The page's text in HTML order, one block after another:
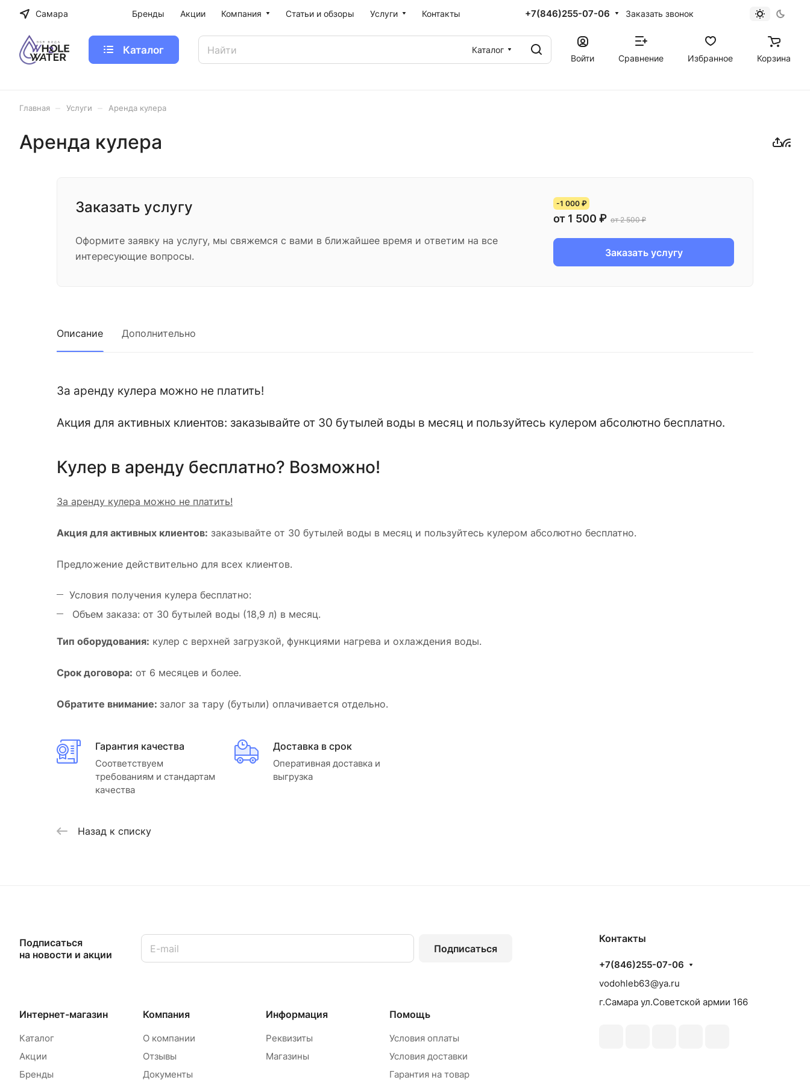
Самара Бренды Акции Компания Статьи и обзоры Услуги Контакты +7(846)255-07-06 Заказать звонок
Каталог
Каталог
Войти
Сравнение Избранное Корзина
Главная Услуги Аренда кулера
Аренда кулера
Заказать услугу
Оформите заявку на услугу, мы свяжемся с вами в ближайшее время и ответим на все
интересующие вопросы.
-1 000 ₽
от 1 500 ₽ от 2 500 ₽
Заказать услугу
Описание Дополнительно
За аренду кулера можно не платить!
Акция для активных клиентов: заказывайте от 30 бутылей воды в месяц и пользуйтесь кулером абсолютно бесплатно.
Кулер в аренду бесплатно? Возможно!
За аренду кулера можно не платить!
Акция для активных клиентов: заказывайте от 30 бутылей воды в месяц и пользуйтесь кулером абсолютно бесплатно.
Предложение действительно для всех клиентов.
Условия получения кулера бесплатно:
Объем заказа: от 30 бутылей воды (18,9 л) в месяц.
Тип оборудования: кулер с верхней загрузкой, функциями нагрева и охлаждения воды.
Срок договора: от 6 месяцев и более.
Обратите внимание: залог за тару (бутыли) оплачивается отдельно.
Гарантия качества
Соответствуем
требованиям и стандартам
качества
Доставка в срок
Оперативная доставка и
выгрузка
Назад к списку
Подписаться
на новости и акции
Подписаться
Интернет-магазин
Каталог
Акции
Бренды
Компания
О компании
Отзывы
Документы
Информация
Реквизиты
Магазины
Помощь
Условия оплаты
Условия доставки
Гарантия на товар
Контакты
+7(846)255-07-06
vodohleb63@ya.ru
г.Самара ул.Советской армии 166